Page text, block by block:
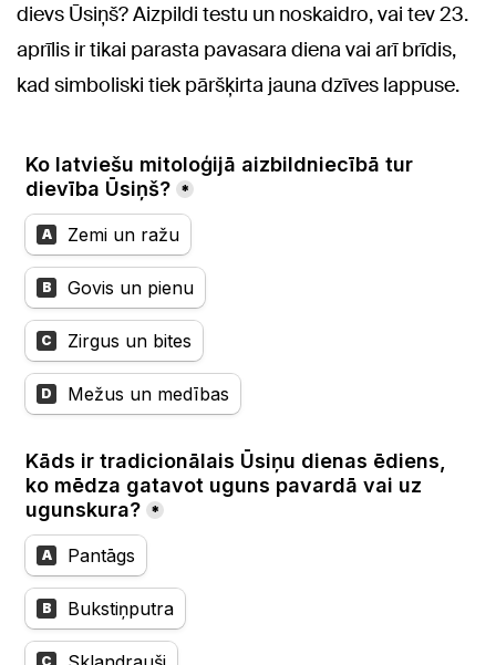
dievs Ūsiņš? Aizpildi testu un noskaidro, vai tev 23.
aprīlis ir tikai parasta pavasara diena vai arī brīdis,
kad simboliski tiek pāršķirta jauna dzīves lappuse.